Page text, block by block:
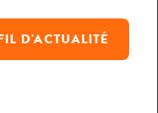
D'ACTUALITÉ